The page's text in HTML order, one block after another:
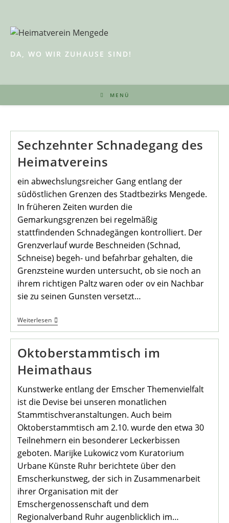
springen
DA, WO WIR ZUHAUSE SIND!
MENÜ
Sechzehnter Schnadegang des
Heimatvereins
ein abwechslungsreicher Gang entlang der
südöstlichen Grenzen des Stadtbezirks Mengede.
In früheren Zeiten wurden die
Gemarkungsgrenzen bei regelmäßig
stattfindenden Schnadegängen kontrolliert. Der
Grenzverlauf wurde Beschneiden (Schnad,
Schneise) begeh- und befahrbar gehalten, die
Grenzsteine wurden untersucht, ob sie noch an
ihrem richtigen Paltz waren oder ov ein Nachbar
sie zu seinen Gunsten versetzt…
WeiterlesenSechzehnter
Schnadegang
Oktoberstammtisch im
Heimathaus
Kunstwerke entlang der Emscher Themenvielfalt
ist die Devise bei unseren monatlichen
Stammtischveranstaltungen. Auch beim
Oktoberstammtisch am 2.10. wurde den etwa 30
Teilnehmern ein besonderer Leckerbissen
geboten. Marijke Lukowicz vom Kuratorium
Urbane Künste Ruhr berichtete über den
Emscherkunstweg, der sich in Zusammenarbeit
ihrer Organisation mit der
Emschergenossenschaft und dem
Regionalverband Ruhr augenblicklich im…